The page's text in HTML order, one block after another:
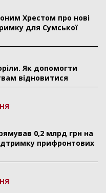
Хрестом про нові
для Сумської
Як допомогти
відновитися
0,2 млрд грн на
прифронтових